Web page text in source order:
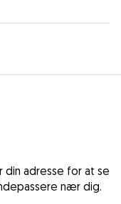
din adresse for at se
nær dig.